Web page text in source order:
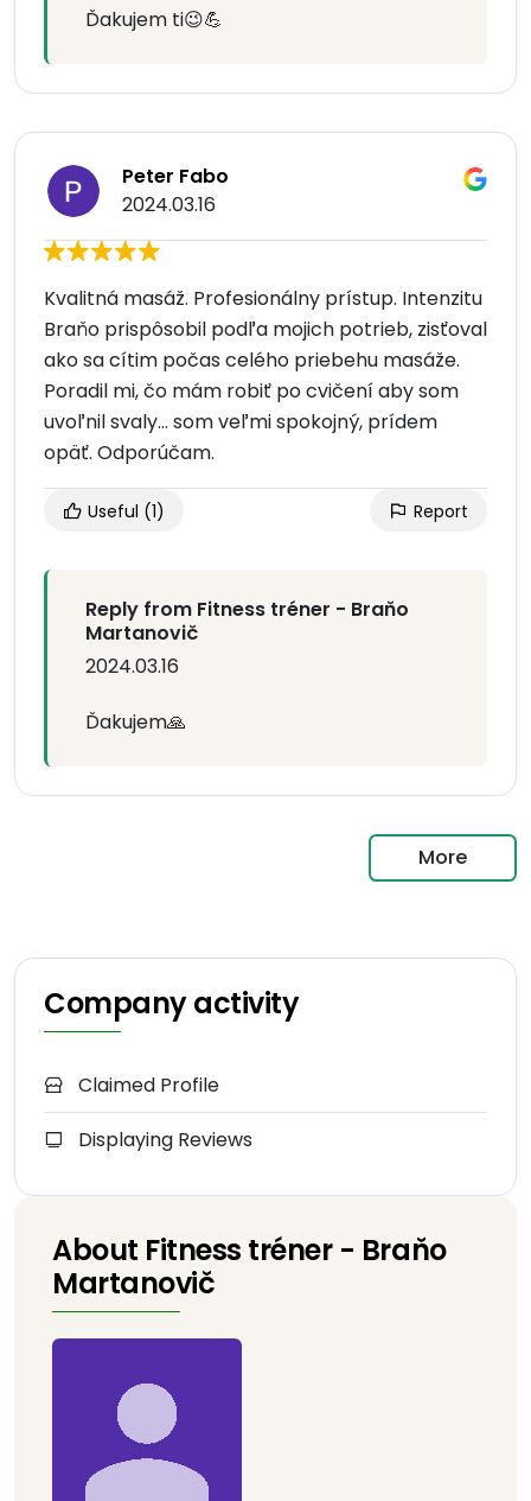
Ďakujem ti😉💪
Peter Fabo
2024.03.16
Kvalitná masáž. Profesionálny prístup. Intenzitu
Braňo prispôsobil podľa mojich potrieb, zisťoval
ako sa cítim počas celého priebehu masáže.
Poradil mi, čo mám robiť po cvičení aby som
uvoľnil svaly... som veľmi spokojný, prídem
opäť. Odporúčam.
Useful (1) Report
Reply from Fitness tréner - Braňo
Martanovič
2024.03.16
Ďakujem🙏
More
Company activity
Claimed Profile
Displaying Reviews
About Fitness tréner - Braňo
Martanovič